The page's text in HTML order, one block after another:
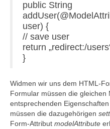
public String
user) {
// save user
return „redirect:/
}
Widmen wir uns dem HTML-
Formular müssen die gleichen
entsprechenden
müssen die dazugehörigen
Form-Attribut modelAttribute